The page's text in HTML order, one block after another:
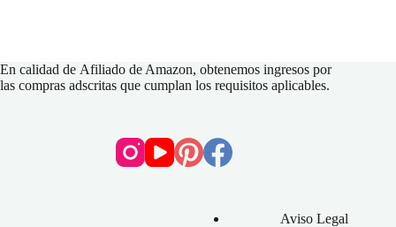
En calidad de Afiliado de Amazon, obtenemos ingresos por
las compras adscritas que cumplan los requisitos aplicables.
Aviso Legal